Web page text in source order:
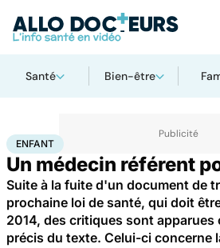
Santé Bien-être
AccueilFamille
ENFANT
Un médecin référent
Suite à la fuite d'un document de
prochaine loi de santé, qui doit
2014, des critiques sont
précis du texte. Celui-ci concerne